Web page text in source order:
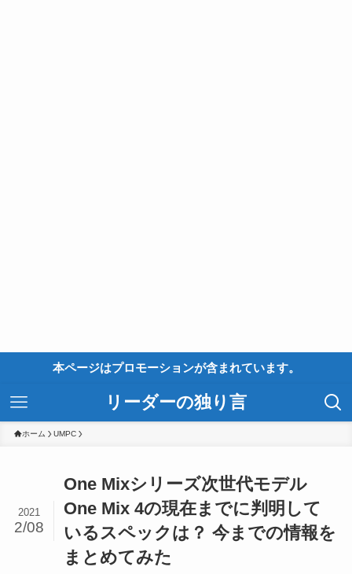
本ページはプロモーションが含まれています。
リーダーの独り言
ホーム UMPC
One Mixシリーズ次世代モデル
One Mix 4の現在までに判明して
いるスペックは？ 今までの情報を
まとめてみた
2021
2/08